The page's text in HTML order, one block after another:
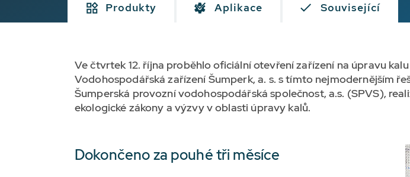
Produkty Aplikace Související
Ve čtvrtek 12. října proběhlo oficiální otevření zařízení na úpravu
Vodohospodářská zařízení Šumperk, a. s. s tímto nejmodernějším
Šumperská provozní vodohospodářská společnost, a.s. (SPVS),
ekologické zákony a výzvy v oblasti úpravy kalů.
Dokončeno za pouhé tři měsíce